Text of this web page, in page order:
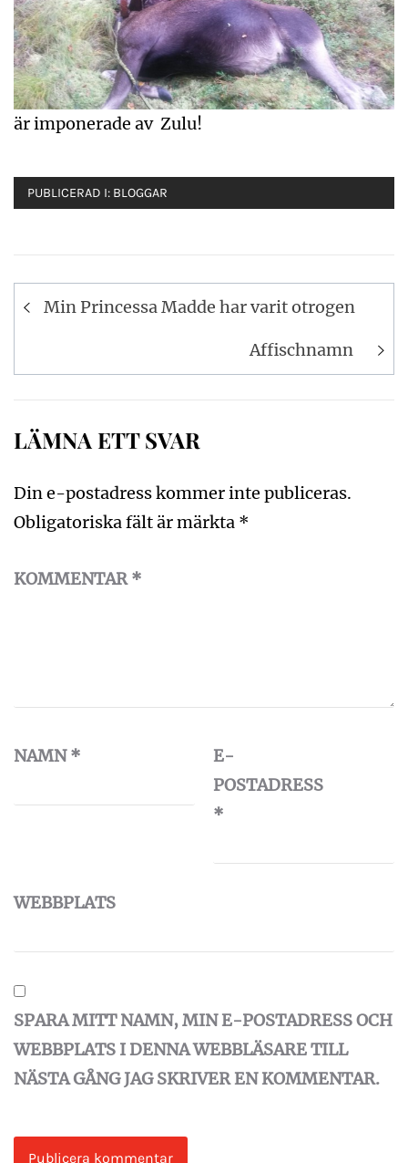
är imponerade av Zulu!
PUBLICERAD I: BLOGGAR
Inläggsnavigering
Min Princessa Madde har varit otrogen
Affischnamn
LÄMNA ETT SVAR
Din e-postadress kommer inte publiceras.
Obligatoriska fält är märkta *
KOMMENTAR*
NAMN*
E-
POSTADRESS
*
WEBBPLATS
SPARA MITT NAMN, MIN E-POSTADRESS OCH
WEBBPLATS I DENNA WEBBLÄSARE TILL
NÄSTA GÅNG JAG SKRIVER EN KOMMENTAR.